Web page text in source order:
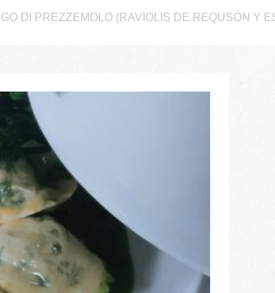
DI PREZZEMOLO (RAVIOLIS DE REQUSÓN Y